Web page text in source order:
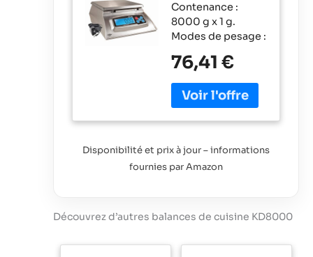
KD8000 avec
pourcentages,
EU Adaptor
Contenance :
8000 g x 1 g.
Modes de pesage :
Alimenté par trois
piles AA (fournies)
ou adaptateurs
alternatif UK ou EU
en option.
célèbre fonction
de pourcentages
fonction d’arrêt
76,41 €
Disponibilité et prix à jour – informations
fournies par Amazon
Découvrez d’autres balances de cuisine KD8000